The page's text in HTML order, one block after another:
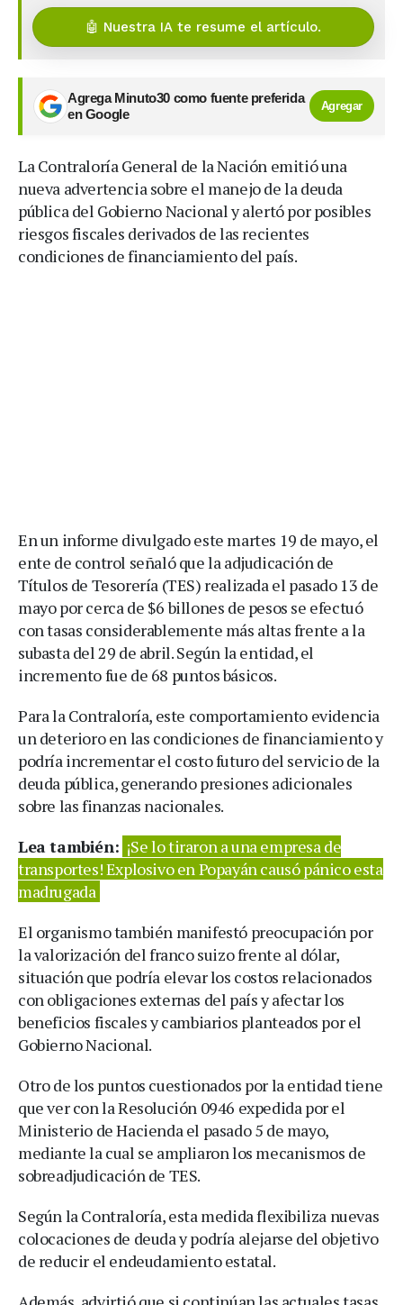
🤖 Nuestra IA te resume el artículo.
Agrega Minuto30 como fuente preferida
en Google
Agregar
La Contraloría General de la Nación emitió una
nueva advertencia sobre el manejo de la deuda
pública del Gobierno Nacional y alertó por posibles
riesgos fiscales derivados de las recientes
condiciones de financiamiento del país.
En un informe divulgado este martes 19 de mayo, el
ente de control señaló que la adjudicación de
Títulos de Tesorería (TES) realizada el pasado 13 de
mayo por cerca de $6 billones de pesos se efectuó
con tasas considerablemente más altas frente a la
subasta del 29 de abril. Según la entidad, el
incremento fue de 68 puntos básicos.
Para la Contraloría, este comportamiento evidencia
un deterioro en las condiciones de financiamiento y
podría incrementar el costo futuro del servicio de la
deuda pública, generando presiones adicionales
sobre las finanzas nacionales.
Lea también: ¡Se lo tiraron a una empresa de
transportes! Explosivo en Popayán causó pánico esta
madrugada
El organismo también manifestó preocupación por
la valorización del franco suizo frente al dólar,
situación que podría elevar los costos relacionados
con obligaciones externas del país y afectar los
beneficios fiscales y cambiarios planteados por el
Gobierno Nacional.
Otro de los puntos cuestionados por la entidad tiene
que ver con la Resolución 0946 expedida por el
Ministerio de Hacienda el pasado 5 de mayo,
mediante la cual se ampliaron los mecanismos de
sobreadjudicación de TES.
Según la Contraloría, esta medida flexibiliza nuevas
colocaciones de deuda y podría alejarse del objetivo
de reducir el endeudamiento estatal.